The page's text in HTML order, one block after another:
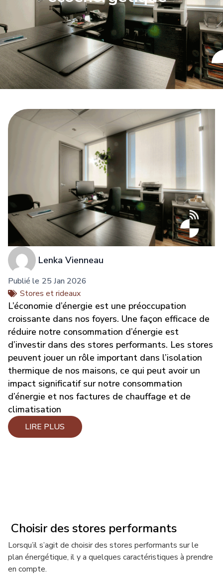
Lenka Vienneau
Publié le 25 Jan 2026
Stores et rideaux
L’économie d’énergie est une préoccupation
croissante dans nos foyers. Une façon efficace de
réduire notre consommation d’énergie est
d’investir dans des stores performants. Les stores
peuvent jouer un rôle important dans l’isolation
thermique de nos maisons, ce qui peut avoir un
impact significatif sur notre consommation
d’énergie et nos factures de chauffage et de
climatisation
LIRE PLUS
Choisir des stores performants
Lorsqu’il s’agit de choisir des stores performants sur le
plan énergétique, il y a quelques caractéristiques à prendre
en compte.